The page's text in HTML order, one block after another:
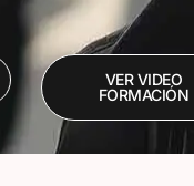
VER VIDEO
FORMACIÓN